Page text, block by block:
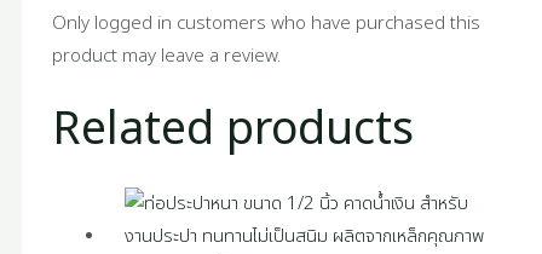
Only logged in customers who have purchased this
product may leave a review.
Related products